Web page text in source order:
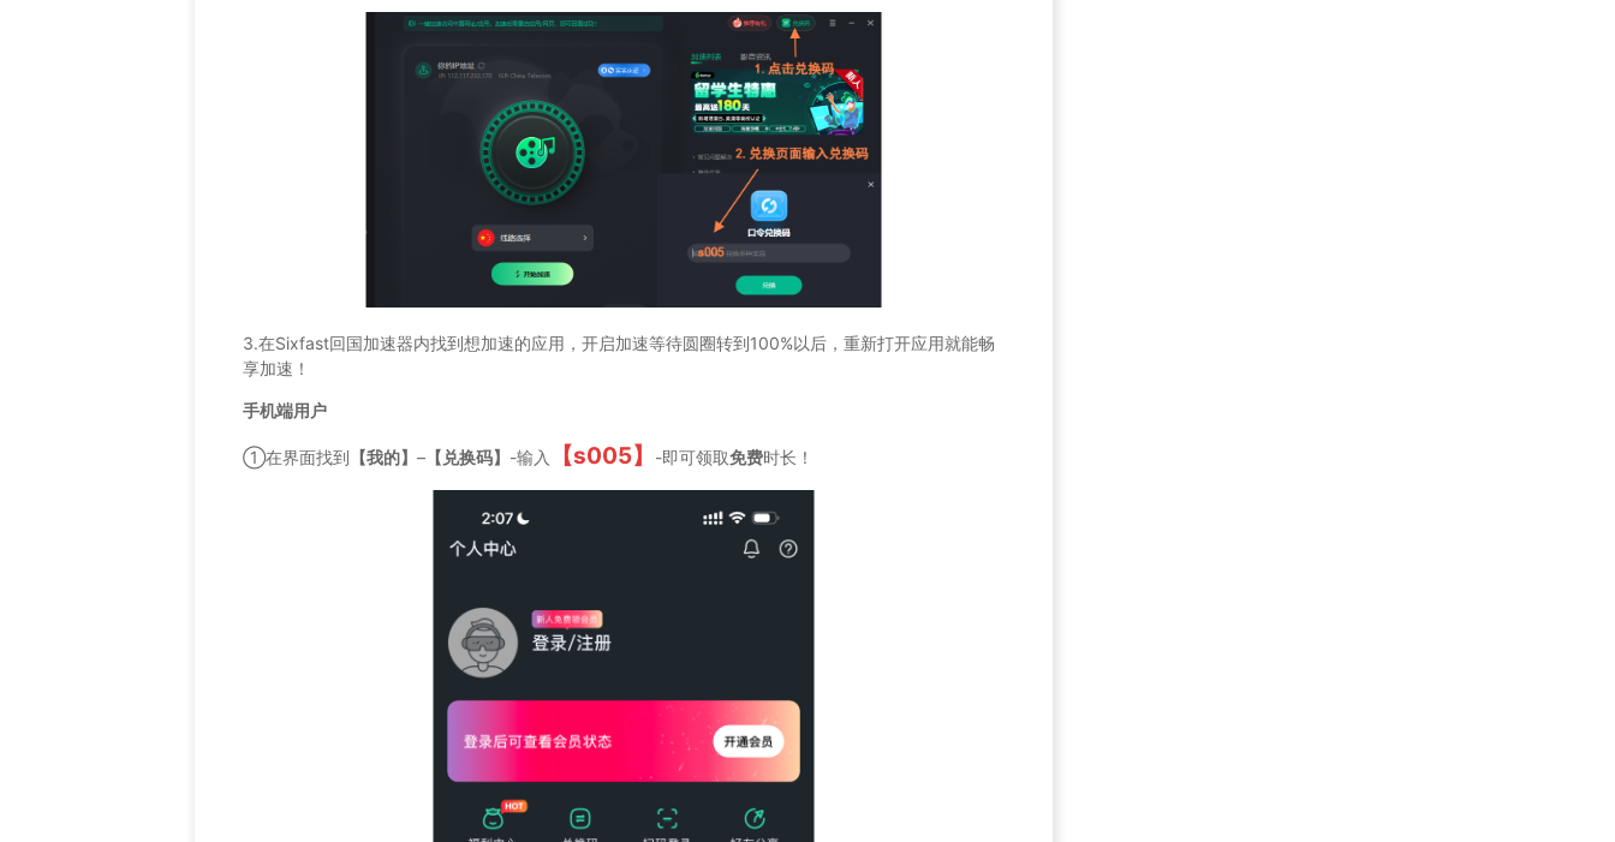
3.在Sixfast回国加速器内找到想加速的应用，开启加速等待圆圈转到100%以后，重新打开应用就能畅
享加速！
手机端用户
①在界面找到 【我的】 – 【兑换码】 -输入 【s005】 -即可领取免费时长！